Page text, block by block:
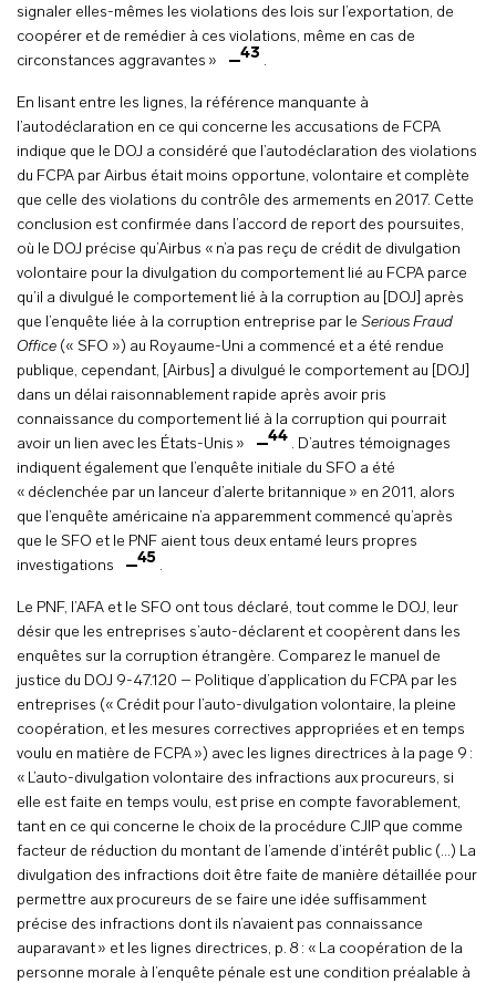
signaler elles-mêmes les violations des lois sur l’exportation, de
coopérer et de remédier à ces violations, même en cas de
circonstances aggravantes »
43 .
En lisant entre les lignes, la référence manquante à
l’autodéclaration en ce qui concerne les accusations de FCPA
indique que le DOJ a considéré que l’autodéclaration des violations
du FCPA par Airbus était moins opportune, volontaire et complète
que celle des violations du contrôle des armements en 2017. Cette
conclusion est confirmée dans l’accord de report des poursuites,
où le DOJ précise qu’Airbus « n’a pas reçu de crédit de divulgation
volontaire pour la divulgation du comportement lié au FCPA parce
qu’il a divulgué le comportement lié à la corruption au [DOJ] après
que l’enquête liée à la corruption entreprise par le Serious Fraud
Office (« SFO ») au Royaume-Uni a commencé et a été rendue
publique, cependant, [Airbus] a divulgué le comportement au [DOJ]
dans un délai raisonnablement rapide après avoir pris
connaissance du comportement lié à la corruption qui pourrait
avoir un lien avec les États-Unis »
44 . D’autres témoignages
indiquent également que l’enquête initiale du SFO a été
« déclenchée par un lanceur d’alerte britannique » en 2011, alors
que l’enquête américaine n’a apparemment commencé qu’après
que le SFO et le PNF aient tous deux entamé leurs propres
investigations
45 .
Le PNF, l’AFA et le SFO ont tous déclaré, tout comme le DOJ, leur
désir que les entreprises s’auto-déclarent et coopèrent dans les
enquêtes sur la corruption étrangère. Comparez le manuel de
justice du DOJ 9-47.120 – Politique d’application du FCPA par les
entreprises (« Crédit pour l’auto-divulgation volontaire, la pleine
coopération, et les mesures correctives appropriées et en temps
voulu en matière de FCPA ») avec les lignes directrices à la page 9 :
« L’auto-divulgation volontaire des infractions aux procureurs, si
elle est faite en temps voulu, est prise en compte favorablement,
tant en ce qui concerne le choix de la procédure CJIP que comme
facteur de réduction du montant de l’amende d’intérêt public (…) La
divulgation des infractions doit être faite de manière détaillée pour
permettre aux procureurs de se faire une idée suffisamment
précise des infractions dont ils n’avaient pas connaissance
auparavant » et les lignes directrices, p. 8 : « La coopération de la
personne morale à l’enquête pénale est une condition préalable à